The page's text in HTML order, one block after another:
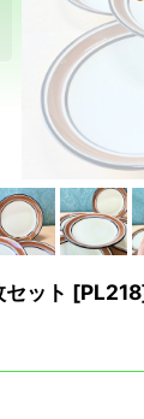
ット [PL218